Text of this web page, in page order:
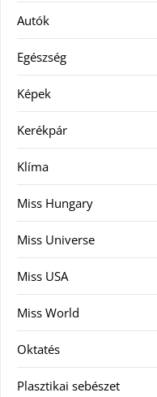
Autók
Egészség
Képek
Kerékpár
Klíma
Miss Hungary
Miss Universe
Miss USA
Miss World
Oktatés
Plasztikai sebészet